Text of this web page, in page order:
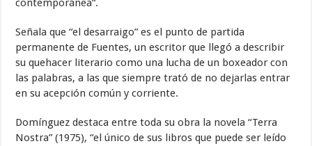
contemporánea“.
Señala que “el desarraigo” es el punto de partida
permanente de Fuentes, un escritor que llegó a describir
su quehacer literario como una lucha de un boxeador con
las palabras, a las que siempre trató de no dejarlas entrar
en su acepción común y corriente.
Domínguez destaca entre toda su obra la novela “Terra
Nostra” (1975), “el único de sus libros que puede ser leído